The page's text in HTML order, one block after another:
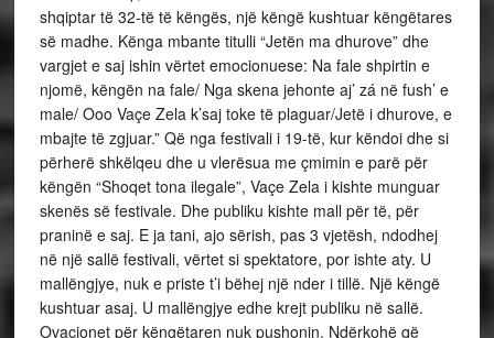
shqiptar të 32-të të këngës, një këngë kushtuar këngëtares
së madhe. Kënga mbante titulli “Jetën ma dhurove” dhe
vargjet e saj ishin vërtet emocionuese: Na fale shpirtin e
njomë, këngën na fale/ Nga skena jehonte aj’ zá në fush’ e
male/ Ooo Vaçe Zela k’saj toke të plaguar/Jetë i dhurove, e
mbajte të zgjuar.” Që nga festivali i 19-të, kur këndoi dhe si
përherë shkëlqeu dhe u vlerësua me çmimin e parë për
këngën “Shoqet tona ilegale”, Vaçe Zela i kishte munguar
skenës së festivale. Dhe publiku kishte mall për të, për
praninë e saj. E ja tani, ajo sërish, pas 3 vjetësh, ndodhej
në një sallë festivali, vërtet si spektatore, por ishte aty. U
mallëngjye, nuk e priste t’i bëhej një nder i tillë. Një këngë
kushtuar asaj. U mallëngjye edhe krejt publiku në sallë.
Ovacionet për këngëtaren nuk pushonin. Ndërkohë që